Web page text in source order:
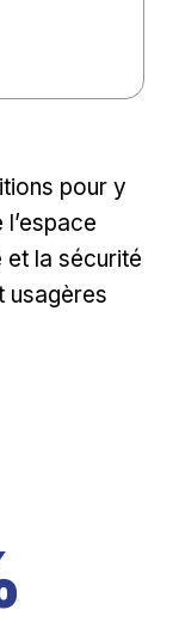
pour y
et la sécurité
usagères